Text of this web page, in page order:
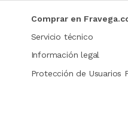
Comprar en
Servicio técnico
Información legal
Protección de Usuarios